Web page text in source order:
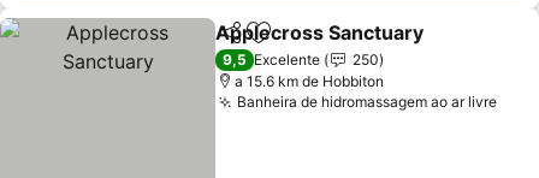
PartilharAdicionar aos favoritos
Applecross Sanctuary
9,5 Excelente
250
a 15.6 km de Hobbiton
Banheira de hidromassagem ao ar livreVer